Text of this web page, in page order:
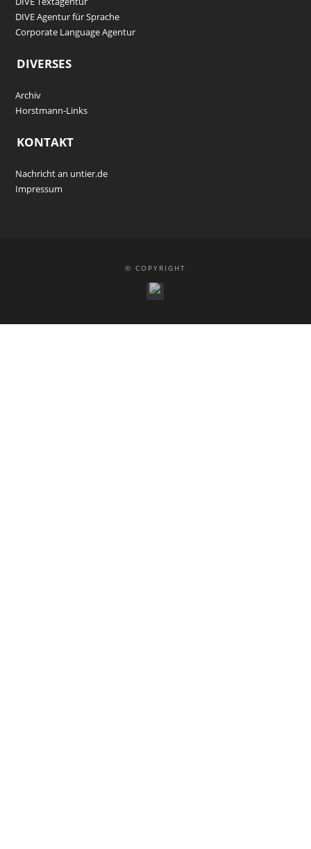
DIVE Agentur für Sprache
Corporate Language Agentur
DIVERSES
Archiv
Horstmann-Links
KONTAKT
Nachricht an untier.de
Impressum
© COPYRIGHT